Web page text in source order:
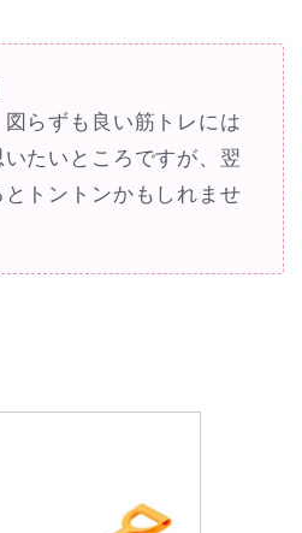
らずも良い筋トレには
たいところですが、翌
トントンかもしれませ